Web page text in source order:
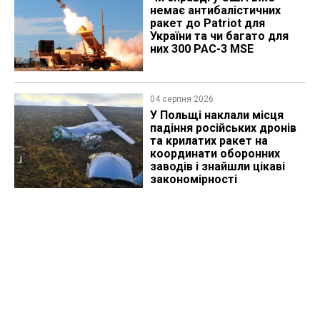
немає антибалістичних
ракет до Patriot для
України та чи багато для
них 300 PAC-3 MSE
04 серпня 2026
У Польщі наклали місця
падіння російських дронів
та крилатих ракет на
координати оборонних
заводів і знайшли цікаві
закономірності